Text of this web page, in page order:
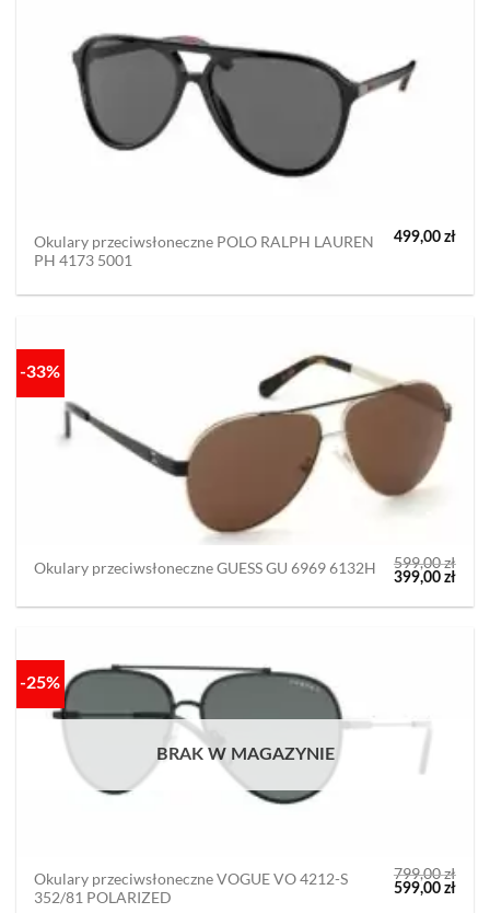
Okulary przeciwsłoneczne POLO RALPH LAUREN
PH 4173 5001
499,00 zł
-33%
Okulary przeciwsłoneczne GUESS GU 6969 6132H 599,00zł
Pierwotna
cena
wynosiła:
399,00 zł
-25%
BRAK W MAGAZYNIE
Okulary przeciwsłoneczne VOGUE VO 4212-S
352/81 POLARIZED
799,00zł
Pierwotna
cena
599,00 zł